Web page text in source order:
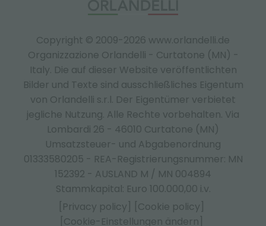
Copyright © 2009-2026 www.orlandelli.de
Organizzazione Orlandelli - Curtatone (MN) -
Italy. Die auf dieser Website veröffentlichten
Bilder und Texte sind ausschließliches Eigentum
von Orlandelli s.r.l. Der Eigentümer verbietet
jegliche Nutzung. Alle Rechte vorbehalten. Via
Lombardi 26 - 46010 Curtatone (MN)
Umsatzsteuer- und Abgabenordnung
01333580205 - REA-Registrierungsnummer: MN
152392 - AUSLAND M / MN 004894
Stammkapital: Euro 100.000,00 i.v.
[Privacy policy]
[Cookie policy]
[Cookie-Einstellungen ändern]